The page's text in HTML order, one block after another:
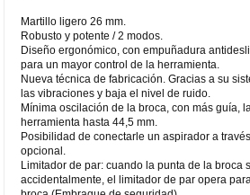
Martillo ligero 26 mm.
Robusto y potente / 2 modos.
Diseño ergonómico, con empuñadura
para un mayor control de la herramienta.
Nueva técnica de fabricación. Gracias a su
las vibraciones y baja el nivel de ruido.
Mínima oscilación de la broca, con más guía,
herramienta hasta 44,5 mm.
Posibilidad de conectarle un aspirador a
opcional.
Limitador de par: cuando la punta de la broca
accidentalmente, el limitador de par opera